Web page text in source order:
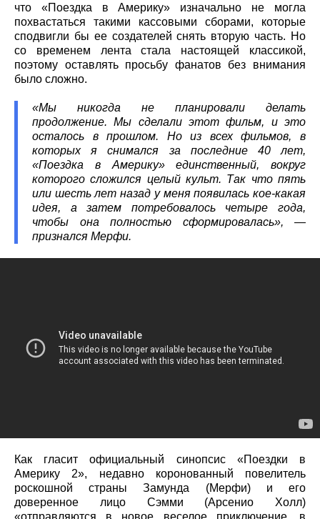
что «Поездка в Америку» изначально не могла
похвастаться такими кассовыми сборами, которые
сподвигли бы ее создателей снять вторую часть. Но
со временем лента стала настоящей классикой,
поэтому оставлять просьбу фанатов без внимания
было сложно.
«Мы никогда не планировали делать
продолжение. Мы сделали этот фильм, и это
осталось в прошлом. Но из всех фильмов, в
которых я снимался за последние 40 лет,
«Поездка в Америку» единственный, вокруг
которого сложился целый культ. Так что пять
или шесть лет назад у меня появилась кое-какая
идея, а затем потребовалось четыре года,
чтобы она полностью сформировалась», —
признался Мерфи.
Как гласит официальный синопсис «Поездки в
Америку 2», недавно коронованный повелитель
роскошной страны Замунда (Мерфи) и его
доверенное лицо Сэмми (Арсенио Холл)
«отправляются в новое веселое приключение, в